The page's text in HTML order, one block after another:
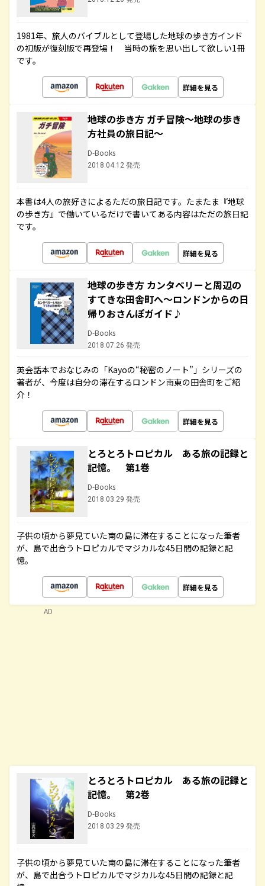
1981年、旅人のバイブルとして登場した地球の歩き方インド
の初版が復刻版で再登場！ 当時の旅を思い出して欲しい1冊
です。
詳細を見る
地球の歩き方 ガチ冒険～地球の歩き
方社員の旅日記～
D-Books
2018.04.12 発売
本書は4人の旅好きによるただの旅日記です。たまたま『地球
の歩き方』で働いているだけで書いてある内容はただの旅日記
です。
詳細を見る
地球の歩き方 カンタベリーと周辺の
すてきな田舎町へ～ロンドンからの日
帰りおさんぽガイド♪
D-Books
2018.07.26 発売
英会話本でおなじみの「Kayoの“秘密のノート”」シリーズの
著者が、今度は自分の滞在するロンドン南東の田舎町をご紹
介！
詳細を見る
とろとろトロピカル ある旅の記録と
記憶。 第1巻
D-Books
2018.03.29 発売
子供の頃から夢見ていた南の島に滞在することになった筆者
が、島で出合うトロピカルでマジカルな45日間の記録と記
憶。
詳細を見る
とろとろトロピカル ある旅の記録と
記憶。 第2巻
D-Books
2018.03.29 発売
子供の頃から夢見ていた南の島に滞在することになった筆者
が、島で出合うトロピカルでマジカルな45日間の記録と記
AD